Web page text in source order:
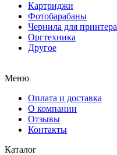
Картриджи
Фотобарабаны
Чернила для принтера
Оргтехника
Другое
Меню
Оплата и доставка
О компании
Отзывы
Контакты
Каталог